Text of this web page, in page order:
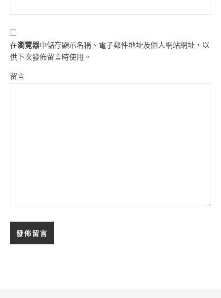
在瀏覽器中儲存顯示名稱、電子郵件地址及個人網站網址，以
供下次發佈留言時使用。
留言